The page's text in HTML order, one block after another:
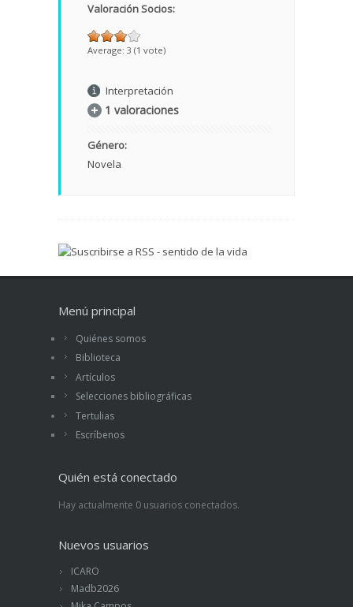
Valoración Socios:
Average: 3 (1 vote)
Interpretación
1 valoraciones
Género:
Novela
Menú principal
Quiénes somos
Biblioteca
Artículos
Selecciones bibliográficas
Tertulias
Escríbenos
Quién está conectado
Hay actualmente 0 usuarios conectados.
Nuevos usuarios
ICARO
Madb2026